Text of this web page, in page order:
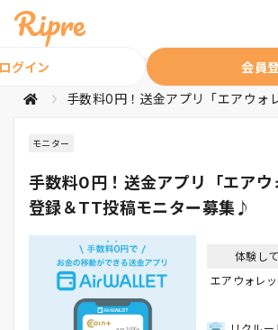
グイン 会員
モニター
手数料0円！送金アプリ「エアウ
登録＆TT投稿モニター募集♪
体験し
エアウォレッ